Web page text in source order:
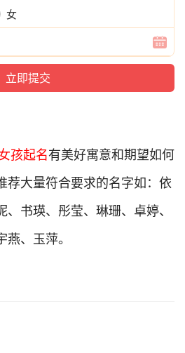
女
孩起名有美好寓意和期望如何
荐大量符合要求的名字如：依
书瑛、彤莹、琳珊、卓婷、
、玉萍。